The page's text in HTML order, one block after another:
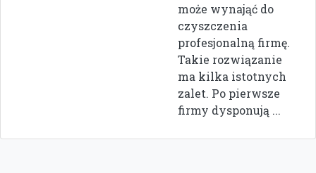
może wynająć do
czyszczenia
profesjonalną firmę.
Takie rozwiązanie
ma kilka istotnych
zalet. Po pierwsze
firmy dysponują ...